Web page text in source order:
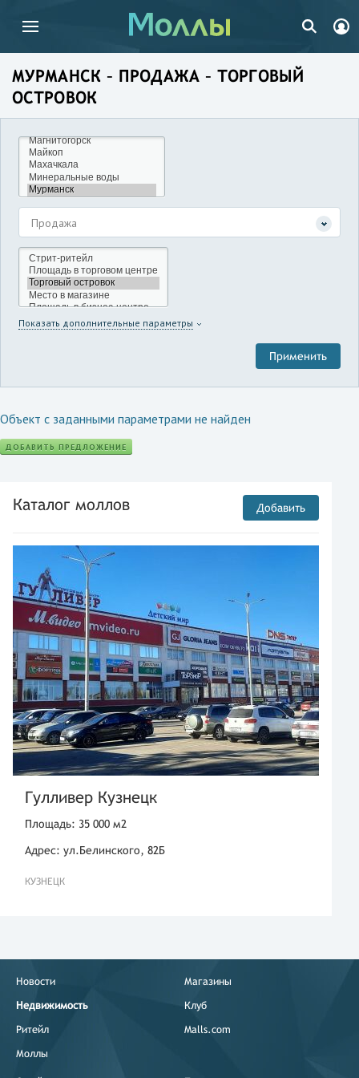
МУРМАНСК – ПРОДАЖА – ТОРГОВЫЙ
ОСТРОВОК
Продажа
Показать дополнительные параметры
Объект с заданными параметрами не найден
ДОБАВИТЬ ПРЕДЛОЖЕНИЕ
Каталог моллов Добавить
Гулливер Кузнецк
Площадь: 35 000 м2
Адрес: ул.Белинского, 82Б
КУЗНЕЦК
Новости
Недвижимость
Ритейл
Моллы
Магазины
Клуб
Malls.com